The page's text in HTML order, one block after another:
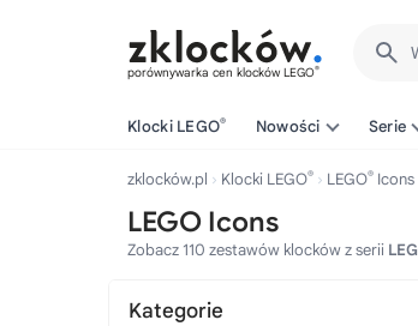
porównywarka cen klocków LEGO®
Klocki LEGO® Nowości Serie
zklocków.pl Klocki LEGO® LEGO® Icons
LEGO Icons
Zobacz 110 zestawów klocków z serii
Kategorie